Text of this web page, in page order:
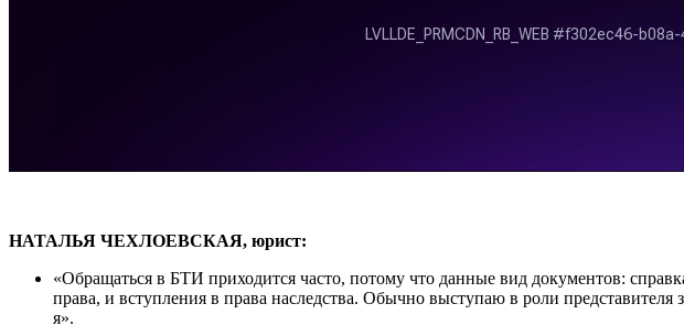
НАТАЛЬЯ ЧЕХЛОЕВСКАЯ, юрист:
«Обращаться в БТИ приходится часто, потому что данные вид документов:
права, и вступления в права наследства. Обычно выступаю в роли
я».